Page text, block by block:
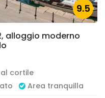
9.5
alloggio moderno
cortile
Area tranquilla